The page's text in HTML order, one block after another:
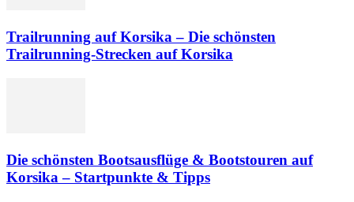
Trailrunning auf Korsika – Die schönsten
Trailrunning-Strecken auf Korsika
Die schönsten Bootsausflüge & Bootstouren auf
Korsika – Startpunkte & Tipps